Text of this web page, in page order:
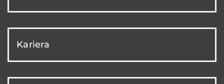
Kariera